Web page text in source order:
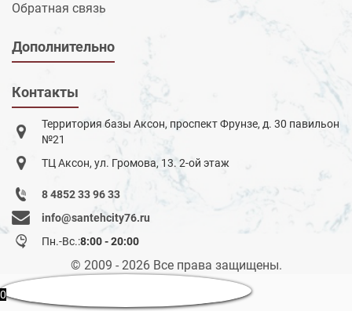
Обратная связь
Дополнительно
Контакты
Территория базы Аксон, проспект Фрунзе, д. 30 павильон
№21
ТЦ Аксон, ул. Громова, 13. 2-ой этаж
8 4852 33 96 33
info@santehcity76.ru
Пн.-Вс.:8:00 - 20:00
© 2009 - 2026 Все права защищены.
0